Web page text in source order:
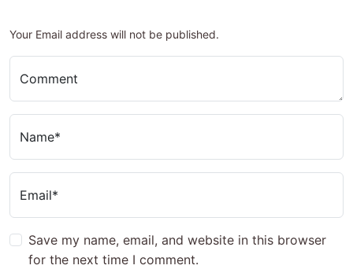
Your Email address will not be published.
Comment
Name*
Email*
Save my name, email, and website in this browser
for the next time I comment.